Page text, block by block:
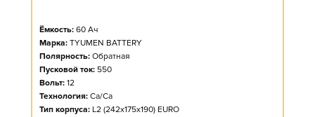
Ёмкость: 60 Ач
Марка: TYUMEN BATTERY
Полярность: Обратная
Пусковой ток: 550
Вольт: 12
Технология: Ca/Ca
Тип корпуса: L2 (242x175x190) EURO